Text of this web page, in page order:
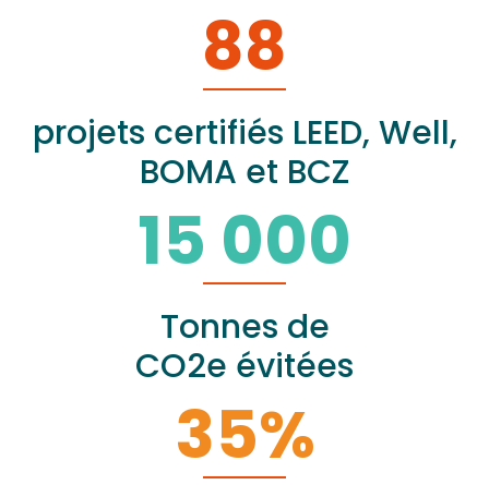
88
projets certifiés LEED, Well,
BOMA et BCZ
15 000
Tonnes de
CO2e évitées
35%